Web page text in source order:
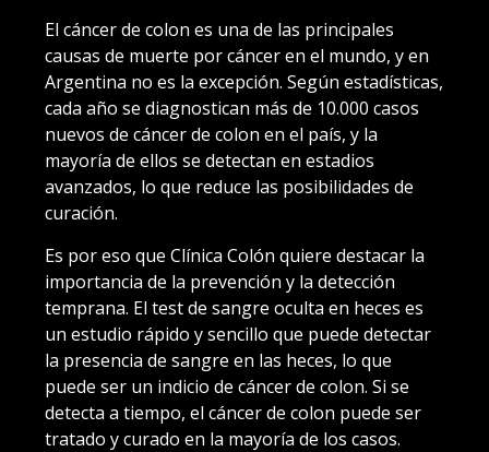
El cáncer de colon es una de las principales
causas de muerte por cáncer en el mundo, y en
Argentina no es la excepción. Según estadísticas,
cada año se diagnostican más de 10.000 casos
nuevos de cáncer de colon en el país, y la
mayoría de ellos se detectan en estadios
avanzados, lo que reduce las posibilidades de
curación.
Es por eso que Clínica Colón quiere destacar la
importancia de la prevención y la detección
temprana. El test de sangre oculta en heces es
un estudio rápido y sencillo que puede detectar
la presencia de sangre en las heces, lo que
puede ser un indicio de cáncer de colon. Si se
detecta a tiempo, el cáncer de colon puede ser
tratado y curado en la mayoría de los casos.